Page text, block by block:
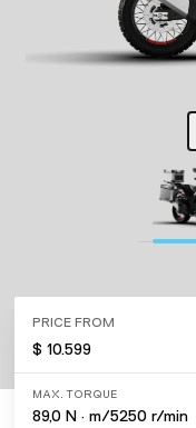
PRICE FROM
$ 10.599
MAX. TORQUE
89,0 N · m/5250 r/min